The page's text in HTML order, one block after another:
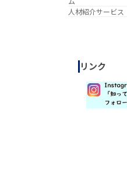
人材紹介サービス
リンク